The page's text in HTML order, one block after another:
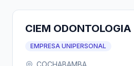
CIEM ODONTOLOGIA
EMPRESA UNIPERSONAL
COCHABAMBA